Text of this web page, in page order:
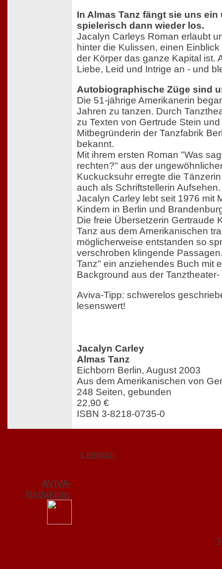
In Almas Tanz fängt sie uns
spielerisch dann wieder los.
Jacalyn Carleys Roman erlaubt
hinter die Kulissen, einen
der Körper das ganze Kapital ist.
Liebe, Leid und Intrige an - und
Autobiographische Züge sind
Die 51-jährige Amerikanerin
Jahren zu tanzen. Durch
zu Texten von Gertrude Stein
Mitbegründerin der Tanzfabrik
bekannt.
Mit ihrem ersten Roman "Was
rechten?" aus der
Kuckucksuhr erregte die
auch als Schriftstellerin Aufsehen.
Jacalyn Carley lebt seit 1976 mit
Kindern in Berlin und
Die freie Übersetzerin Gertraude
Tanz aus dem Amerikanischen
möglicherweise entstanden so
verschroben klingende
Tanz" ein anziehendes Buch mit
Background aus der
Aviva-Tipp: schwerelos
lesenswert!
Jacalyn Carley
Almas Tanz
Eichborn Berlin, August 2003
Aus dem Amerikanischen von
248 Seiten, gebunden
22,90 €
ISBN 3-8218-0735-0
Literatur
AVIVA-
Redaktion